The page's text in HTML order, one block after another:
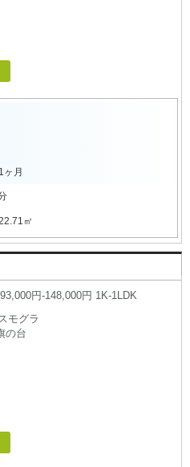
1ヶ月
㎡
円-148,000円 1K-1LDK